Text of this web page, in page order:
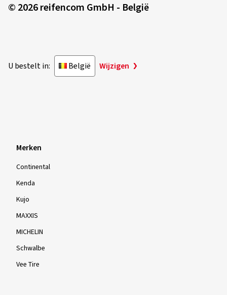
© 2026 reifencom GmbH - België
U bestelt in: België Wijzigen
Merken
Continental
Kenda
Kujo
MAXXIS
MICHELIN
Schwalbe
Vee Tire